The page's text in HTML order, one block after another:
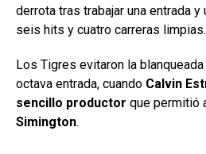
derrota tras trabajar una entrada
seis hits y cuatro carreras limpias.
Los Tigres evitaron la
octava entrada, cuando Calvin
sencillo productor que permitió
Simington.